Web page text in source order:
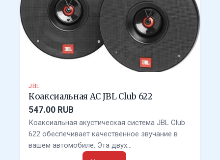
JBL
Коаксиальная АС JBL Club 622
547.00 RUB
Коаксиальная акустическая система JBL Club
622 обеспечивает качественное звучание в
вашем автомобиле. Эта двух…